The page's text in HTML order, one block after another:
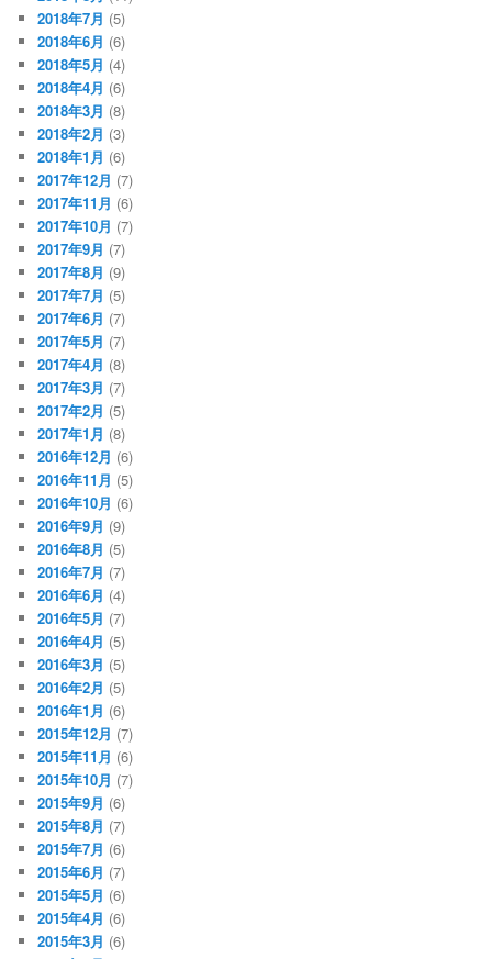
2018年7月 (5)
2018年6月 (6)
2018年5月 (4)
2018年4月 (6)
2018年3月 (8)
2018年2月 (3)
2018年1月 (6)
2017年12月 (7)
2017年11月 (6)
2017年10月 (7)
2017年9月 (7)
2017年8月 (9)
2017年7月 (5)
2017年6月 (7)
2017年5月 (7)
2017年4月 (8)
2017年3月 (7)
2017年2月 (5)
2017年1月 (8)
2016年12月 (6)
2016年11月 (5)
2016年10月 (6)
2016年9月 (9)
2016年8月 (5)
2016年7月 (7)
2016年6月 (4)
2016年5月 (7)
2016年4月 (5)
2016年3月 (5)
2016年2月 (5)
2016年1月 (6)
2015年12月 (7)
2015年11月 (6)
2015年10月 (7)
2015年9月 (6)
2015年8月 (7)
2015年7月 (6)
2015年6月 (7)
2015年5月 (6)
2015年4月 (6)
2015年3月 (6)